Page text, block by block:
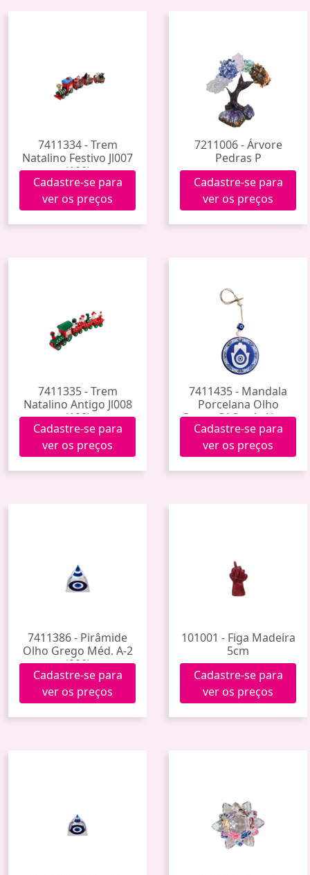
7411334 - Trem
Natalino Festivo Jl007
(100)
Cadastre-se para
ver os preços
7211006 - Árvore
Pedras P
Cadastre-se para
ver os preços
7411335 - Trem
Natalino Antigo Jl008
(192)
Cadastre-se para
ver os preços
7411435 - Mandala
Porcelana Olho
Grego C/ Corda Hxgy-
008 (288)
Cadastre-se para
ver os preços
7411386 - Pirâmide
Olho Grego Méd. A-2
(200)
Cadastre-se para
ver os preços
101001 - Figa Madeira
5cm
Cadastre-se para
ver os preços